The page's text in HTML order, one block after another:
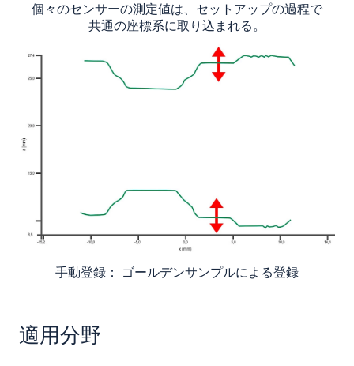
個々のセンサーの測定値は、セットアップの過程で
共通の座標系に取り込まれる。
手動登録： ゴールデンサンプルによる登録
適用分野